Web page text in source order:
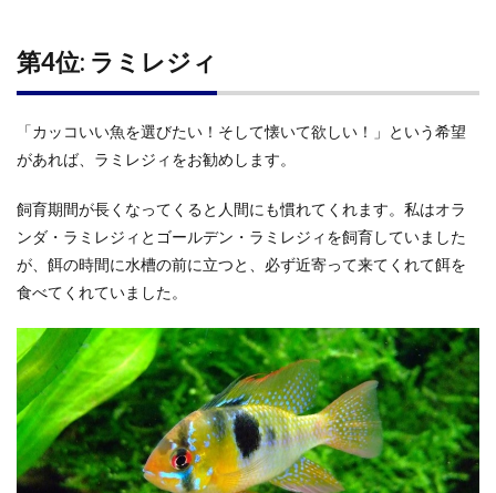
第4位: ラミレジィ
「カッコいい魚を選びたい！そして懐いて欲しい！」という希望
があれば、ラミレジィをお勧めします。
飼育期間が長くなってくると人間にも慣れてくれます。私はオラ
ンダ・ラミレジィとゴールデン・ラミレジィを飼育していました
が、餌の時間に水槽の前に立つと、必ず近寄って来てくれて餌を
食べてくれていました。